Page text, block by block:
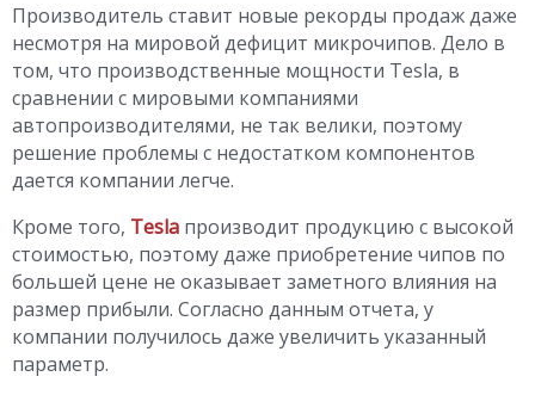
Производитель ставит новые рекорды продаж даже
несмотря на мировой дефицит микрочипов. Дело в
том, что производственные мощности Tesla, в
сравнении с мировыми компаниями
автопроизводителями, не так велики, поэтому
решение проблемы с недостатком компонентов
дается компании легче.
Кроме того, Tesla производит продукцию с высокой
стоимостью, поэтому даже приобретение чипов по
большей цене не оказывает заметного влияния на
размер прибыли. Согласно данным отчета, у
компании получилось даже увеличить указанный
параметр.